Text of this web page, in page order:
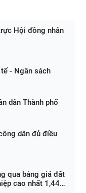
Hội đồng nhân
- Ngân sách
dân Thành phố
dân đủ điều
qua bảng giá đất
cao nhất 1,44